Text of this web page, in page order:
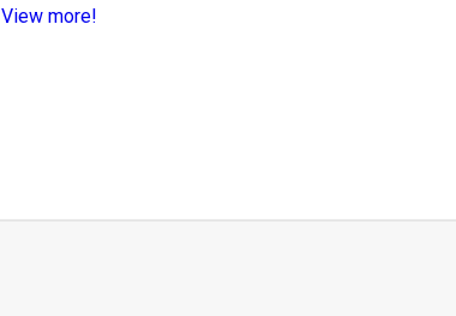
View more!